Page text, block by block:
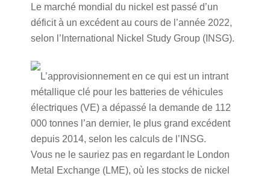
Le marché mondial du nickel est passé d’un
déficit à un excédent au cours de l’année 2022,
selon l’International Nickel Study Group (INSG).
L’approvisionnement en ce qui est un intrant
métallique clé pour les batteries de véhicules
électriques (VE) a dépassé la demande de 112
000 tonnes l’an dernier, le plus grand excédent
depuis 2014, selon les calculs de l’INSG.
Vous ne le sauriez pas en regardant le London
Metal Exchange (LME), où les stocks de nickel